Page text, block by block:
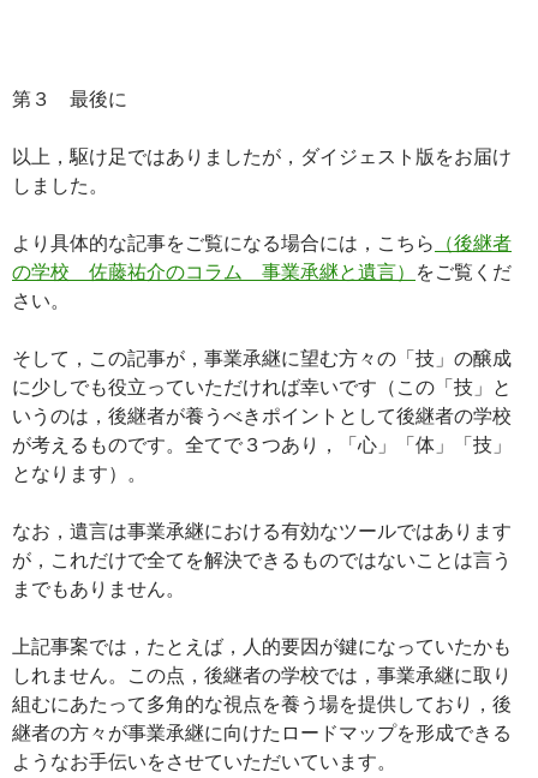
第３ 最後に
以上，駆け足ではありましたが，ダイジェスト版をお届け
しました。
より具体的な記事をご覧になる場合には，こちら
（後継者
の学校 佐藤祐介のコラム 事業承継と遺言）
をご覧くだ
さい。
そして，この記事が，事業承継に望む方々の「技」の醸成
に少しでも役立っていただければ幸いです（この「技」と
いうのは，後継者が養うべきポイントとして後継者の学校
が考えるものです。全てで３つあり，「心」「体」「技」
となります）。
なお，遺言は事業承継における有効なツールではあります
が，これだけで全てを解決できるものではないことは言う
までもありません。
上記事案では，たとえば，人的要因が鍵になっていたかも
しれません。この点，後継者の学校では，事業承継に取り
組むにあたって多角的な視点を養う場を提供しており，後
継者の方々が事業承継に向けたロードマップを形成できる
ようなお手伝いをさせていただいています。